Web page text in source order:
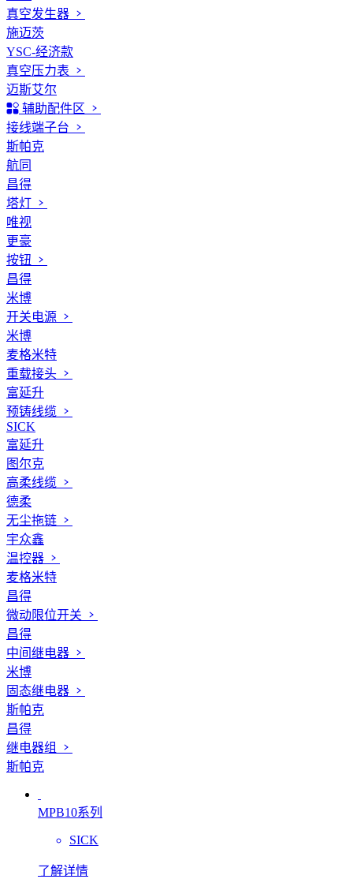
真空发生器
施迈茨
YSC-经济款
真空压力表
迈斯艾尔
辅助配件区
接线端子台
斯帕克
航同
昌得
塔灯
唯视
更豪
按钮
昌得
米博
开关电源
米博
麦格米特
重载接头
富延升
预铸线缆
SICK
富延升
图尔克
高柔线缆
德柔
无尘拖链
宇众鑫
温控器
麦格米特
昌得
微动限位开关
昌得
中间继电器
米博
固态继电器
斯帕克
昌得
继电器组
斯帕克
MPB10系列
SICK
了解详情